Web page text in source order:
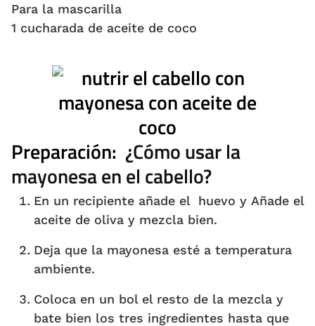
Para la mascarilla
1 cucharada de aceite de coco
Preparación: ¿Cómo usar la
mayonesa en el cabello?
En un recipiente añade el huevo y Añade el
aceite de oliva y mezcla bien.
Deja que la mayonesa esté a temperatura
ambiente.
Coloca en un bol el resto de la mezcla y
bate bien los tres ingredientes hasta que